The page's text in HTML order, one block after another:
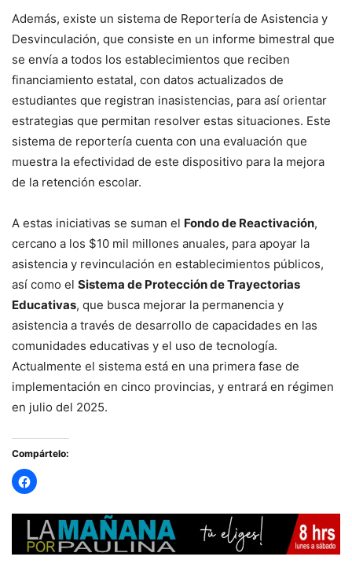
Además, existe un sistema de Reportería de Asistencia y
Desvinculación, que consiste en un informe bimestral que
se envía a todos los establecimientos que reciben
financiamiento estatal, con datos actualizados de
estudiantes que registran inasistencias, para así orientar
estrategias que permitan resolver estas situaciones. Este
sistema de reportería cuenta con una evaluación que
muestra la efectividad de este dispositivo para la mejora
de la retención escolar.
A estas iniciativas se suman el Fondo de Reactivación,
cercano a los $10 mil millones anuales, para apoyar la
asistencia y revinculación en establecimientos públicos,
así como el Sistema de Protección de Trayectorias
Educativas, que busca mejorar la permanencia y
asistencia a través de desarrollo de capacidades en las
comunidades educativas y el uso de tecnología.
Actualmente el sistema está en una primera fase de
implementación en cinco provincias, y entrará en régimen
en julio del 2025.
Compártelo: